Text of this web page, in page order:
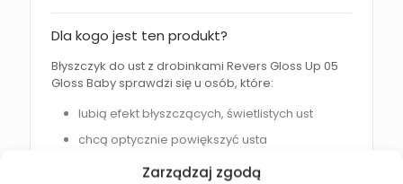
Zarządzaj zgodą
Dla kogo jest ten produkt?
Błyszczyk do ust z drobinkami Revers Gloss Up 05
Gloss Baby sprawdzi się u osób, które:
lubią efekt błyszczących, świetlistych ust
chcą optycznie powiększyć usta
szukają uniwersalnego, modnego koloru